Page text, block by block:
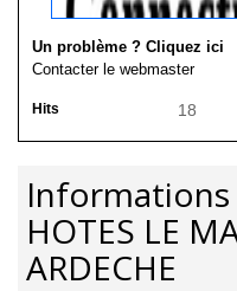
Un problème ? Cliquez ici
Contacter le webmaster
Hits 18
Informations
HOTES LE
ARDECHE